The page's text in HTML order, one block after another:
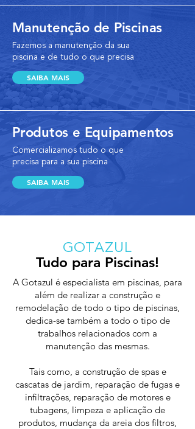
Manutenção de Piscinas
Fazemos a manutenção da sua
piscina e de tudo o que precisa
SAIBA MAIS
Produtos e Equipamentos
Comercializamos tudo o que
precisa para a sua piscina
SAIBA MAIS
GOT AZUL
Tudo para Piscinas!
A Gotazul é especialista em piscinas, para
além de realizar a construção e
remodelação de todo o tipo de piscinas,
dedica-se também a todo o tipo de
trabalhos relacionados com a
manutenção das mesmas.
Tais como, a construção de spas e
cascatas de jardim, reparação de fugas e
infiltrações, reparação de motores e
tubagens, limpeza e aplicação de
produtos, mudança da areia dos filtros,